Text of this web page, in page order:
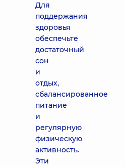
Для
поддержания
здоровья
обеспечьте
достаточный
сон
и
отдых,
сбалансированное
питание
и
регулярную
физическую
активность.
Эти